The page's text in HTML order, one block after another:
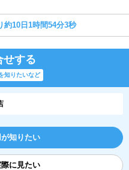
約10日1時間54分2秒
せする
知りたいなど
知りたい
に見たい